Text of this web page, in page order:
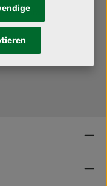
schraub' mit uns an